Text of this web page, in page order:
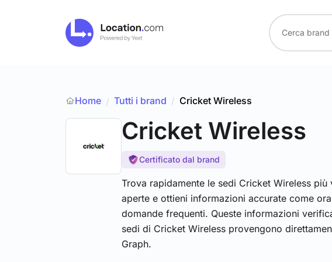
Home / Tutti i brand / Cricket Wireless
Cricket Wireless
Certificato dal brand
Trova rapidamente le sedi Cricket Wireless
aperte e ottieni informazioni accurate come
domande frequenti. Queste informazioni
sedi di Cricket Wireless provengono
Graph.